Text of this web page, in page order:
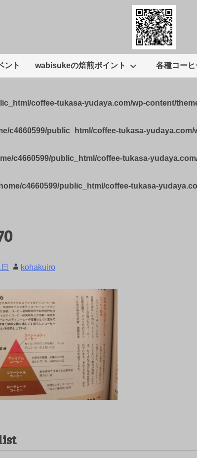
ント wabisukeの焙煎ポイント 各種コーヒ
coffee-tukasa-yudaya.com/wp-content/
c4660599/public_html/coffee-tukasa-
c4660599/public_html/coffee-tukasa-
c4660599/public_html/coffee-tukasa-
kohakuiro